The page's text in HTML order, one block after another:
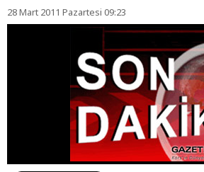
28 Mart 2011 Pazartesi 09:23